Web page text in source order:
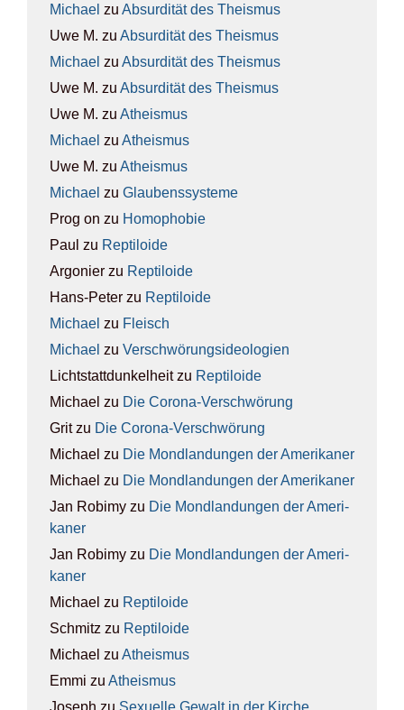
Michael zu Absur­di­tät des The­is­mus
Uwe M. zu Absur­di­tät des The­is­mus
Michael zu Absur­di­tät des The­is­mus
Uwe M. zu Absur­di­tät des The­is­mus
Uwe M. zu Athe­is­mus
Michael zu Athe­is­mus
Uwe M. zu Athe­is­mus
Michael zu Glau­bens­sys­te­me
Prog on zu Homo­pho­bie
Paul zu Rep­ti­lo­ide
Argonier zu Rep­ti­lo­ide
Hans-Peter zu Rep­ti­lo­ide
Michael zu Fleisch
Michael zu Ver­schwö­rungs­ideo­lo­gien
Lichtstattdunkelheitzu Rep­ti­lo­ide
Michael zu Die Coro­na-Ver­schwö­rung
Gritzu Die Coro­na-Ver­schwö­rung
Michael zu Die Mond­lan­dun­gen der Ame­ri­ka­ner
Michael zu Die Mond­lan­dun­gen der Ame­ri­ka­ner
Jan Robimy zu Die Mond­lan­dun­gen der Ame­ri­
ka­ner
Jan Robimy zu Die Mond­lan­dun­gen der Ame­ri­
ka­ner
Michael zu Rep­ti­lo­ide
Schmitz zu Rep­ti­lo­ide
Michael zu Athe­is­mus
Emmi zu Athe­is­mus
Joseph zu Sexu­el­le Gewalt in der Kir­che